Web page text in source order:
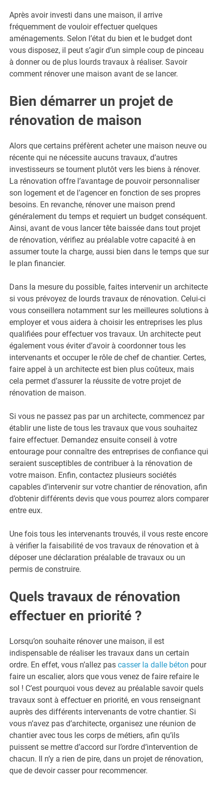
Après avoir investi dans une maison, il arrive
fréquemment de vouloir effectuer quelques
aménagements. Selon l’état du bien et le budget dont
vous disposez, il peut s’agir d’un simple coup de pinceau
à donner ou de plus lourds travaux à réaliser. Savoir
comment rénover une maison avant de se lancer.
Bien démarrer un projet de
rénovation de maison
Alors que certains préfèrent acheter une maison neuve ou
récente qui ne nécessite aucuns travaux, d’autres
investisseurs se tournent plutôt vers les biens à rénover.
La rénovation offre l’avantage de pouvoir personnaliser
son logement et de l’agencer en fonction de ses propres
besoins. En revanche, rénover une maison prend
généralement du temps et requiert un budget conséquent.
Ainsi, avant de vous lancer tête baissée dans tout projet
de rénovation, vérifiez au préalable votre capacité à en
assumer toute la charge, aussi bien dans le temps que sur
le plan financier.
Dans la mesure du possible, faites intervenir un architecte
si vous prévoyez de lourds travaux de rénovation. Celui-ci
vous conseillera notamment sur les meilleures solutions à
employer et vous aidera à choisir les entreprises les plus
qualifiées pour effectuer vos travaux. Un architecte peut
également vous éviter d’avoir à coordonner tous les
intervenants et occuper le rôle de chef de chantier. Certes,
faire appel à un architecte est bien plus coûteux, mais
cela permet d’assurer la réussite de votre projet de
rénovation de maison.
Si vous ne passez pas par un architecte, commencez par
établir une liste de tous les travaux que vous souhaitez
faire effectuer. Demandez ensuite conseil à votre
entourage pour connaître des entreprises de confiance qui
seraient susceptibles de contribuer à la rénovation de
votre maison. Enfin, contactez plusieurs sociétés
capables d’intervenir sur votre chantier de rénovation, afin
d’obtenir différents devis que vous pourrez alors comparer
entre eux.
Une fois tous les intervenants trouvés, il vous reste encore
à vérifier la faisabilité de vos travaux de rénovation et à
déposer une déclaration préalable de travaux ou un
permis de construire.
Quels travaux de rénovation
effectuer en priorité ?
Lorsqu’on souhaite rénover une maison, il est
indispensable de réaliser les travaux dans un certain
ordre. En effet, vous n’allez pascasser la dalle béton pour
faire un escalier, alors que vous venez de faire refaire le
sol ! C’est pourquoi vous devez au préalable savoir quels
travaux sont à effectuer en priorité, en vous renseignant
auprès des différents intervenants de votre chantier. Si
vous n’avez pas d’architecte, organisez une réunion de
chantier avec tous les corps de métiers, afin qu’ils
puissent se mettre d’accord sur l’ordre d’intervention de
chacun. Il n’y a rien de pire, dans un projet de rénovation,
que de devoir casser pour recommencer.